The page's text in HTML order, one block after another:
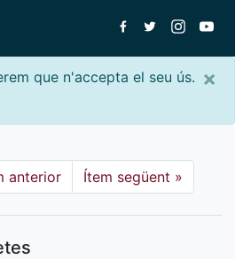
×
que n'accepta el seu ús.
anterior Ítem següent »